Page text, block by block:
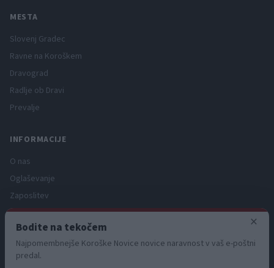
MESTA
Slovenj Gradec
Ravne na Koroškem
Dravograd
Radlje ob Dravi
Prevalje
INFORMACIJE
O nas
Oglaševanje
Zaposlitev
Pravno obvestilo
Zasebnost in piškotki
Storitve
×
Bodite na tekočem
Najpomembnejše Koroške Novice novice naravnost v vaš e-poštni
predal.